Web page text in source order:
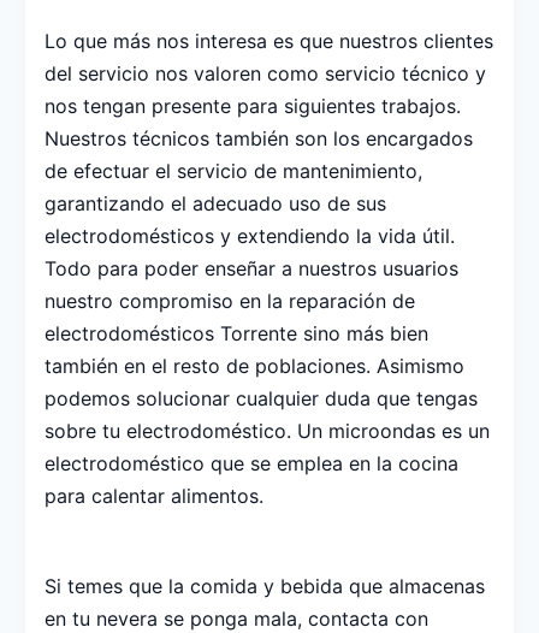
Lo que más nos interesa es que nuestros clientes
del servicio nos valoren como servicio técnico y
nos tengan presente para siguientes trabajos.
Nuestros técnicos también son los encargados
de efectuar el servicio de mantenimiento,
garantizando el adecuado uso de sus
electrodomésticos y extendiendo la vida útil.
Todo para poder enseñar a nuestros usuarios
nuestro compromiso en la reparación de
electrodomésticos Torrente sino más bien
también en el resto de poblaciones. Asimismo
podemos solucionar cualquier duda que tengas
sobre tu electrodoméstico. Un microondas es un
electrodoméstico que se emplea en la cocina
para calentar alimentos.
Si temes que la comida y bebida que almacenas
en tu nevera se ponga mala, contacta con